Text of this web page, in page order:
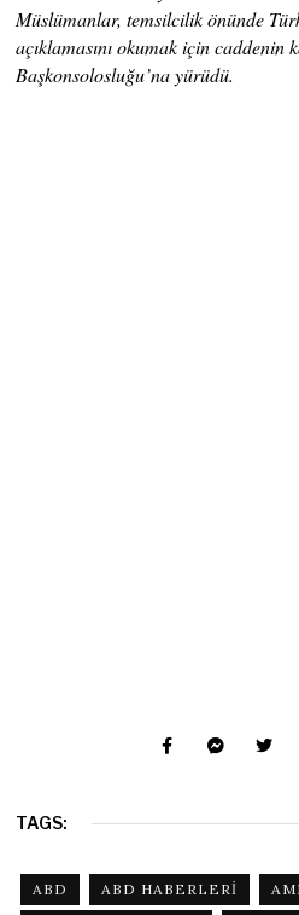
Müslümanlar, temsilcilik önünde
açıklamasını okumak için caddenin
Başkonsolosluğu’na yürüdü.
TAGS:
ABD ABD HABERLERI